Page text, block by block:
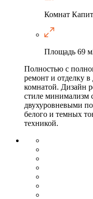
Комнат
Площадь 69
Полностью с
ремонт и отделку в
комнатой. Дизайн
стиле минимализм
двухуровневыми
белого и темных
техникой.